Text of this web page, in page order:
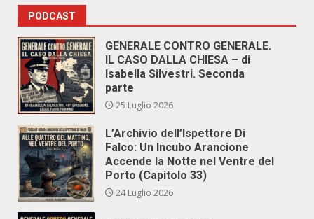
PODCAST
GENERALE CONTRO GENERALE.
IL CASO DALLA CHIESA – di
Isabella Silvestri. Seconda
parte
25 Luglio 2026
L’Archivio dell’Ispettore Di
Falco: Un Incubo Arancione
Accende la Notte nel Ventre del
Porto (Capitolo 33)
24 Luglio 2026